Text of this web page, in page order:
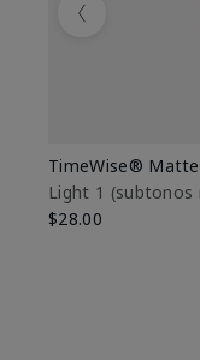
TimeWise®
Light 1​
$28.00
Previous